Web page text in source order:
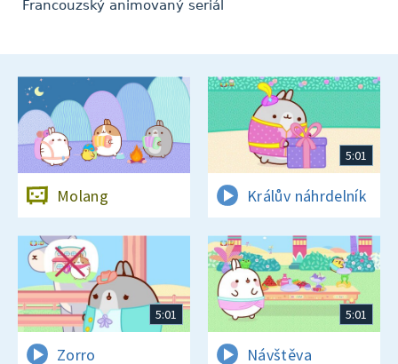
Francouzský animovaný seriál
Molang
5:01
Králův náhrdelník
5:01
Zorro
5:01
Návštěva